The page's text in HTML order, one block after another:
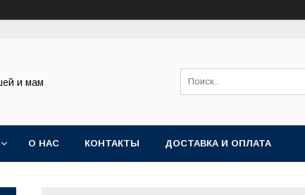
и мам
О НАС КОНТАКТЫ ДОСТАВКА И ОПЛАТА